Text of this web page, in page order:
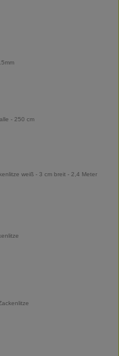
- 250 cm
weiß - 3 cm breit - 2,4 Meter